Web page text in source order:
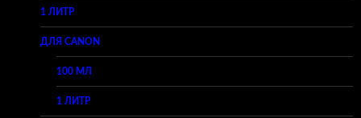
1 ЛИТР
ДЛЯ CANON
100 МЛ
1 ЛИТР